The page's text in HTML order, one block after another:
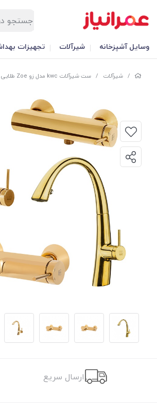
وسایل آشپزخانه شیرآلات تجهیزات
/ شیرآلات / ست شیرآلات kwc مدل زو Zoe طلایی
ارسال سریع